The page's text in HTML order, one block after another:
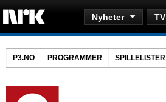
Nyheter TV
P3.NO PROGRAMMER SPILLELISTER